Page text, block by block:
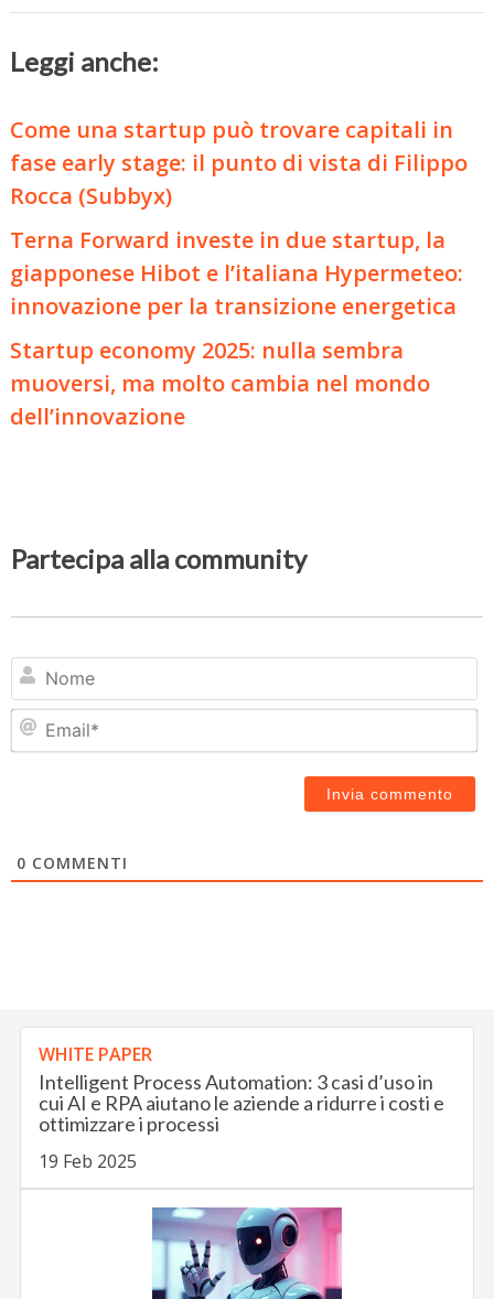
Leggi anche:
Come una startup può trovare capitali in
fase early stage: il punto di vista di Filippo
Rocca (Subbyx)
Terna Forward investe in due startup, la
giapponese Hibot e l’italiana Hypermeteo:
innovazione per la transizione energetica
Startup economy 2025: nulla sembra
muoversi, ma molto cambia nel mondo
dell’innovazione
Partecipa alla community
0 COMMENTI
WHITE PAPER
Intelligent Process Automation: 3 casi d’uso in
cui AI e RPA aiutano le aziende a ridurre i costi e
ottimizzare i processi
19 Feb 2025